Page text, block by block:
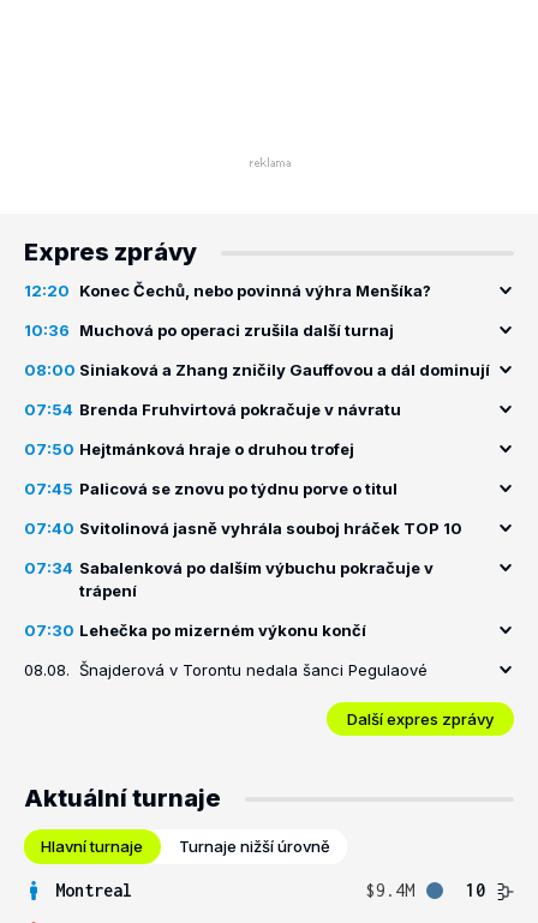
Expres zprávy
12:20 Konec Čechů, nebo povinná výhra Menšíka?
10:36 Muchová po operaci zrušila další turnaj
08:00 Siniaková a Zhang zničily Gauffovou a dál dominují
07:54 Brenda Fruhvirtová pokračuje v návratu
07:50 Hejtmánková hraje o druhou trofej
07:45 Palicová se znovu po týdnu porve o titul
07:40 Svitolinová jasně vyhrála souboj hráček TOP 10
07:34 Sabalenková po dalším výbuchu pokračuje v
trápení
07:30 Lehečka po mizerném výkonu končí
08.08. Šnajderová v Torontu nedala šanci Pegulaové
Další expres zprávy
Aktuální turnaje
Hlavní turnaje Turnaje nižší úrovně
Montreal $9.4M
10